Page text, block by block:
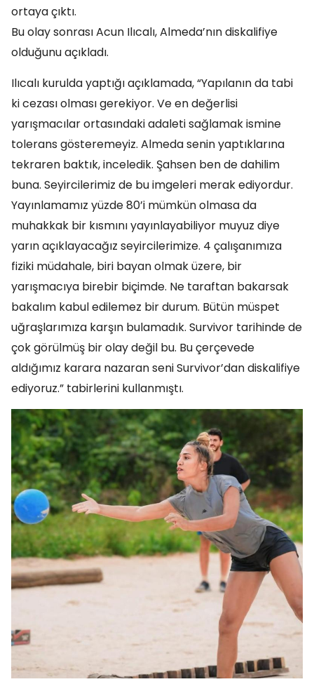
ortaya çıktı.
Bu olay sonrası Acun Ilıcalı, Almeda’nın diskalifiye
olduğunu açıkladı.
Ilıcalı kurulda yaptığı açıklamada, “Yapılanın da tabi
ki cezası olması gerekiyor. Ve en değerlisi
yarışmacılar ortasındaki adaleti sağlamak ismine
tolerans gösteremeyiz. Almeda senin yaptıklarına
tekraren baktık, inceledik. Şahsen ben de dahilim
buna. Seyircilerimiz de bu imgeleri merak ediyordur.
Yayınlamamız yüzde 80’i mümkün olmasa da
muhakkak bir kısmını yayınlayabiliyor muyuz diye
yarın açıklayacağız seyircilerimize. 4 çalışanımıza
fiziki müdahale, biri bayan olmak üzere, bir
yarışmacıya birebir biçimde. Ne taraftan bakarsak
bakalım kabul edilemez bir durum. Bütün müspet
uğraşlarımıza karşın bulamadık. Survivor tarihinde de
çok görülmüş bir olay değil bu. Bu çerçevede
aldığımız karara nazaran seni Survivor’dan diskalifiye
ediyoruz.” tabirlerini kullanmıştı.